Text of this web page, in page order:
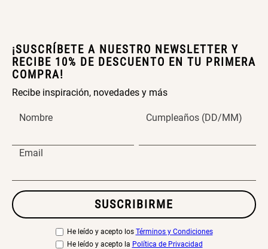
¡SUSCRÍBETE A NUESTRO NEWSLETTER Y
RECIBE 10% DE DESCUENTO EN TU PRIMERA
COMPRA!
Recibe inspiración, novedades y más
Nombre Cumpleaños (DD/MM)
Email
SUSCRIBIRME
He leído y acepto los Términos y Condiciones
He leído y acepto la Política de Privacidad
S/ 35.90